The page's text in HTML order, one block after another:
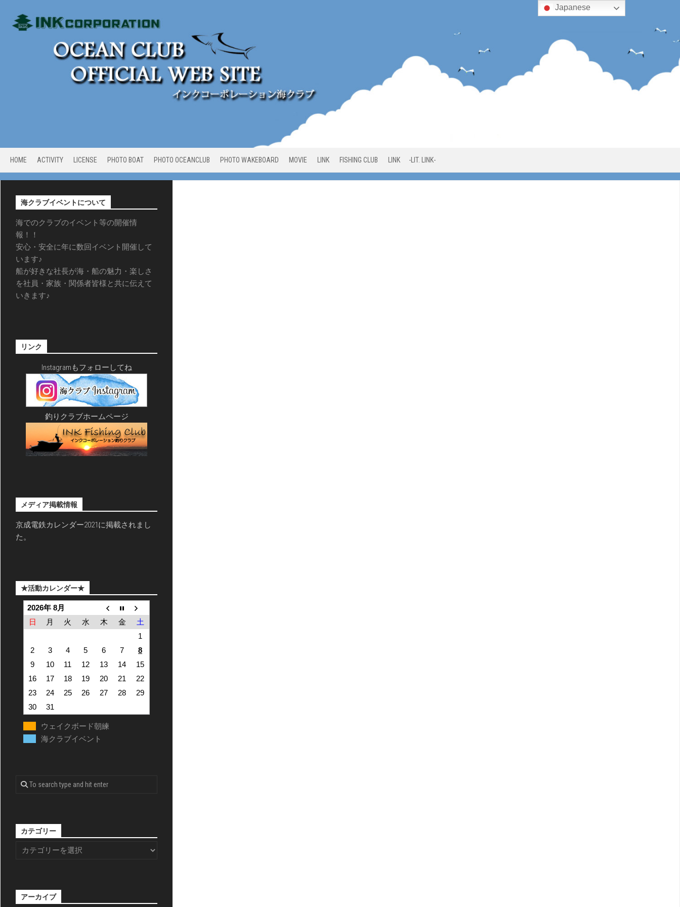
content
HOME ACTIVITY LICENSE PHOTO BOAT PHOTO OCEANCLUB PHOTO WAKEBOARD MOVIE LINK FISHING CLUB LINK -LIT. LINK-
海クラブイベントについて
海でのクラブのイベント等の開催情
報！！
安心・安全に年に数回イベント開催して
います♪
船が好きな社長が海・船の魅力・楽しさ
を社員・家族・関係者皆様と共に伝えて
いきます♪
リンク
Instagramもフォローしてね
釣りクラブホームページ
メディア掲載情報
京成電鉄カレンダー2021に掲載されまし
た。
★活動カレンダー★
2026年 8月
日
月 火 水 木 金
土
1
2
3 4 5 6 7
8
9
10 11 12 13 14
15
16
17 18 19 20 21
22
23
24 25 26 27 28
29
30
31
ウェイクボード朝練
海クラブイベント
カテゴリー
アーカイブ
Japanese